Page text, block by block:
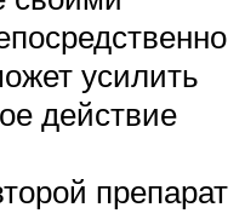
усилить
действие
препарат